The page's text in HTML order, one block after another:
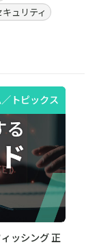
ュリティ
トピックス
ッシング 正